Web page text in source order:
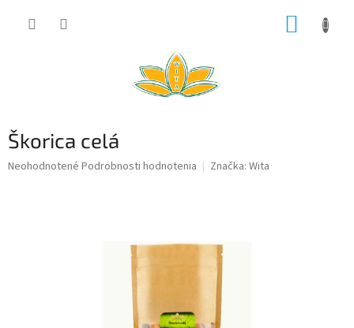
Škorica celá
Priemerné
Neohodnotené Podrobnosti hodnotenia Značka: Wita